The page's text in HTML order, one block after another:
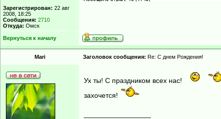
Зарегистрирован: 22 авг
2008, 18:25
Сообщения: 2710
Откуда: Омск
Вернуться к началу
Mari Заголовок сообщения: Re: С днем Рождения!
Ух ты! С праздником всех нас!
захочется!